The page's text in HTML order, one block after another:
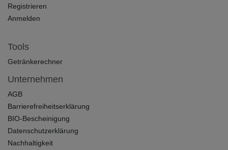
Registrieren
Anmelden
Tools
Getränkerechner
Unternehmen
AGB
Barrierefreiheitserklärung
BIO-Bescheinigung
Datenschutzerklärung
Nachhaltigkeit